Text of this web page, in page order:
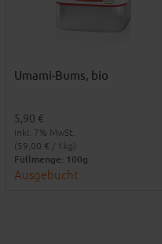
Umami-Bums, bio
5,90 €
Inkl. 7% MwSt.
(59,00 € / 1kg)
Füllmenge: 100g
Ausgebucht